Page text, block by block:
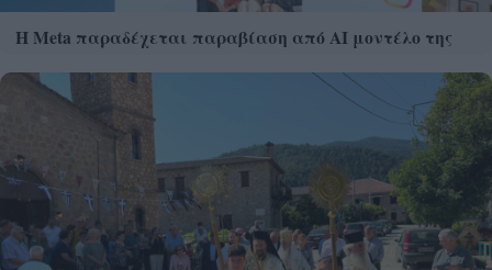
Η Meta παραδέχεται παραβίαση από AI μοντέλο της